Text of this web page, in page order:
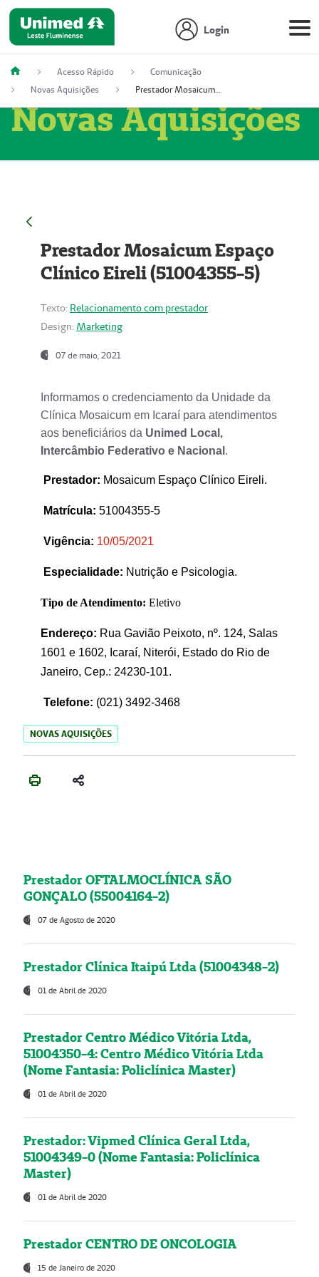
Login
Acesso Rápido
Comunicação
Novas Aquisições
Prestador Mosaicum Espaço Clínico Eireli (51004355-5)
Novas Aquisições
Prestador Mosaicum Espaço
Clínico Eireli (51004355-5)
Texto: Relacionamento com prestador
Design: Marketing
07 de maio, 2021
Informamos o credenciamento da Unidade da
Clínica Mosaicum em Icaraí para atendimentos
aos beneficiários da Unimed Local,
Intercâmbio Federativo e Nacional .
Prestador: Mosaicum Espaço Clínico Eireli.
Matrícula: 51004355-5
Vigência: 10/05/2021
Especialidade: Nutrição e Psicologia.
Tipo de Atendimento: Eletivo
Endereço: Rua Gavião Peixoto, nº. 124, Salas
1601 e 1602, Icaraí, Niterói, Estado do Rio de
Janeiro, Cep.: 24230-101.
Telefone: (021) 3492-3468
NOVAS AQUISIÇÕES
Prestador OFTALMOCLÍNICA SÃO
GONÇALO (55004164-2)
07 de Agosto de 2020
Prestador Clínica Itaipú Ltda (51004348-2)
01 de Abril de 2020
Prestador Centro Médico Vitória Ltda,
51004350-4: Centro Médico Vitória Ltda
(Nome Fantasia: Policlínica Master)
01 de Abril de 2020
Prestador: Vipmed Clínica Geral Ltda,
51004349-0 (Nome Fantasia: Policlínica
Master)
01 de Abril de 2020
Prestador CENTRO DE ONCOLOGIA
15 de Janeiro de 2020